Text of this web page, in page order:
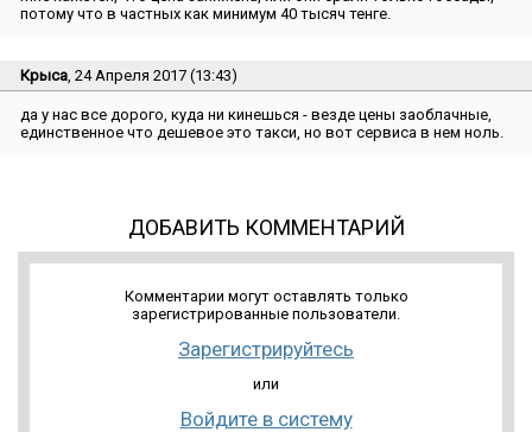
потому что в частных как минимум 40 тысяч тенге.
Крыса , 24 Апреля 2017 (13:43)
да у нас все дорого, куда ни кинешься - везде цены заоблачные,
единственное что дешевое это такси, но вот сервиса в нем ноль.
ДОБАВИТЬ КОММЕНТАРИЙ
Комментарии могут оставлять только
зарегистрированные пользователи.
Зарегистрируйтесь
или
Войдите в систему